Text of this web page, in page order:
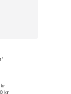
Size
kr